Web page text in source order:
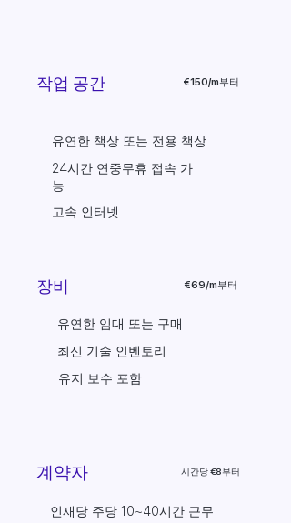
작업 공간 €150/m부터
유연한 책상 또는 전용 책상
24시간 연중무휴 접속 가
능
고속 인터넷
장비 €69/m부터
유연한 임대 또는 구매
최신 기술 인벤토리
유지 보수 포함
계약자 시간당 €8부터
인재당 주당 10~40시간 근무